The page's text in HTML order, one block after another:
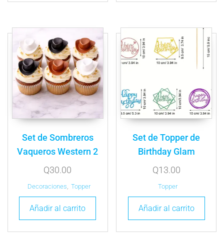
Set de Sombreros
Vaqueros Western 2
Q30.00
Decoraciones, Topper
Añadir al carrito
Set de Topper de
Birthday Glam
Q13.00
Topper
Añadir al carrito